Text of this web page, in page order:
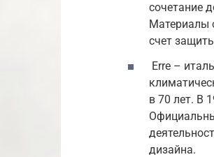
сочетание
Материалы
счет
Erre –
в 70 лет. В
дизайна.